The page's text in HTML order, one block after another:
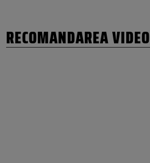
RECOMANDAREA VIDEO